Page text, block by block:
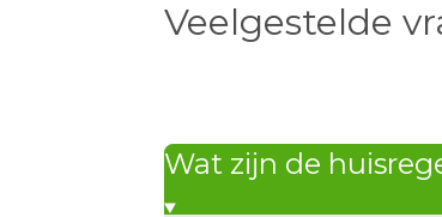
Veelgestelde
Wat zijn de